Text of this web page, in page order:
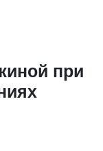
при